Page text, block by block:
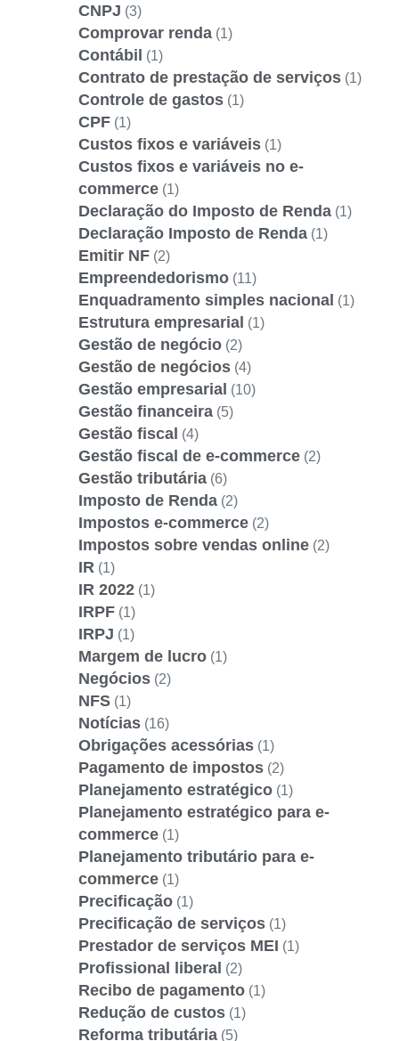
CNPJ (3)
Comprovar renda (1)
Contábil (1)
Contrato de prestação de serviços (1)
Controle de gastos (1)
CPF (1)
Custos fixos e variáveis (1)
Custos fixos e variáveis no e-
commerce (1)
Declaração do Imposto de Renda (1)
Declaração Imposto de Renda (1)
Emitir NF (2)
Empreendedorismo (11)
Enquadramento simples nacional (1)
Estrutura empresarial (1)
Gestão de negócio (2)
Gestão de negócios (4)
Gestão empresarial (10)
Gestão financeira (5)
Gestão fiscal (4)
Gestão fiscal de e-commerce (2)
Gestão tributária (6)
Imposto de Renda (2)
Impostos e-commerce (2)
Impostos sobre vendas online (2)
IR (1)
IR 2022 (1)
IRPF (1)
IRPJ (1)
Margem de lucro (1)
Negócios (2)
NFS (1)
Notícias (16)
Obrigações acessórias (1)
Pagamento de impostos (2)
Planejamento estratégico (1)
Planejamento estratégico para e-
commerce (1)
Planejamento tributário para e-
commerce (1)
Precificação (1)
Precificação de serviços (1)
Prestador de serviços MEI (1)
Profissional liberal (2)
Recibo de pagamento (1)
Redução de custos (1)
Reforma tributária (5)